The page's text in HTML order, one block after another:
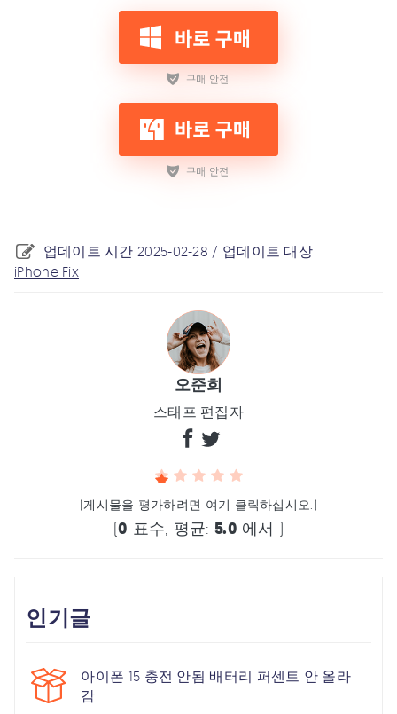
업데이트 시간 2025-02-28 / 업데이트 대상
iPhone Fix
오준희
스태프 편집자
(게시물을 평가하려면 여기 클릭하십시오.)
(0 표수, 평균: 5.0 에서 )
인기글
아이폰 15 충전 안됨 배터리 퍼센트 안 올라
감